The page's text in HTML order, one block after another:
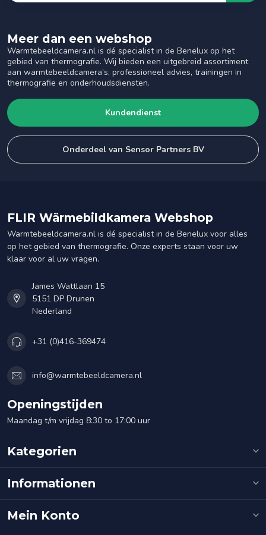
Meer dan een webshop
Warmtebeeldcamera.nl is dé specialist in de Benelux op het
gebied van thermografie. Wij bieden een uitgebreid assortiment
aan warmtebeeldcamera’s, professioneel advies, trainingen in
thermografie en onderhoudsdiensten.
Kundendienst
Onderdeel van Sensor Partners BV
FLIR Wärmebildkamera Webshop
Warmtebeeldcamera.nl is dé specialist in de Benelux voor alles
op het gebied van thermografie. Onze experts staan voor uw
klaar voor al uw vragen.
James Wattlaan 15
5151 DP Drunen
Nederland
+31 (0)416-369474
info@warmtebeeldcamera.nl
Openingstijden
Maandag t/m vrijdag 8:30 to 17:00 uur
Kategorien
Informationen
Mein Konto